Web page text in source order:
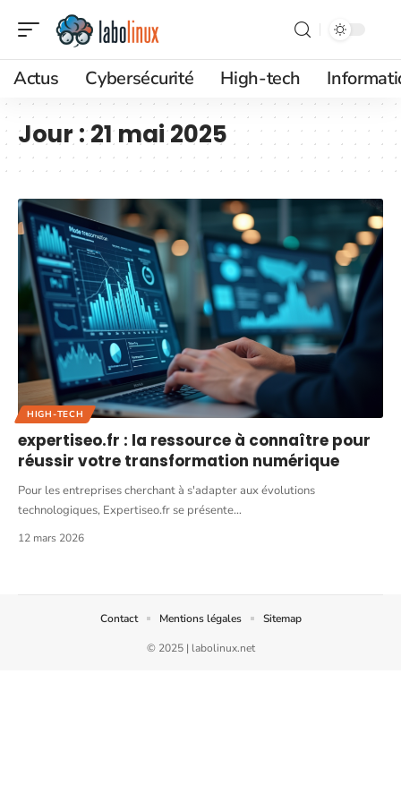
Actus Cybersécurité High-tech
Jour :21 mai 2025
HIGH-TECH
expertiseo.fr : la ressource à connaître pour
réussir votre transformation numérique
Pour les entreprises cherchant à s'adapter aux évolutions
technologiques, Expertiseo.fr se présente…
12 mars 2026
© 2025 | labolinux.net
Contact Mentions légales Sitemap